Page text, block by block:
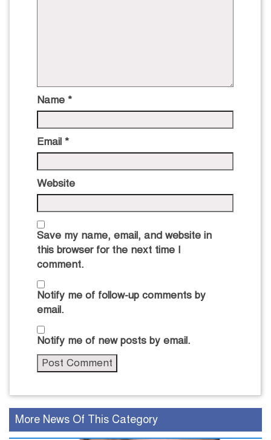
Name *
Email *
Website
Save my name, email, and website in
this browser for the next time I
comment.
Notify me of follow-up comments by
email.
Notify me of new posts by email.
More News Of This Category